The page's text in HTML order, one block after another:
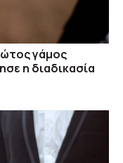
γάμος
η διαδικασία